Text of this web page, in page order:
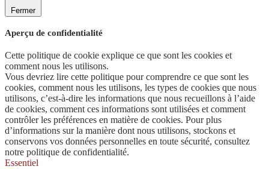
Fermer
Aperçu de confidentialité
Cette politique de cookie explique ce que sont les cookies et
comment nous les utilisons.
Vous devriez lire cette politique pour comprendre ce que sont les
cookies, comment nous les utilisons, les types de cookies que nous
utilisons, c’est-à-dire les informations que nous recueillons à l’aide
de cookies, comment ces informations sont utilisées et comment
contrôler les préférences en matière de cookies. Pour plus
d’informations sur la manière dont nous utilisons, stockons et
conservons vos données personnelles en toute sécurité, consultez
notre politique de confidentialité.
Essentiel